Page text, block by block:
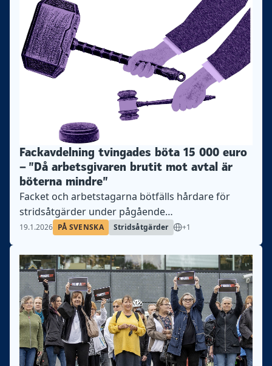
Fackavdelning tvingades böta 15 000 euro
– ”Då arbetsgivaren brutit mot avtal är
böterna mindre”
Facket och arbetstagarna bötfälls hårdare för
stridsåtgärder under pågående
kollektivavtalsperiod än då arbetsgivarna
jurist.
19.1.2026 PÅ SVENSKA Stridsåtgärder +1